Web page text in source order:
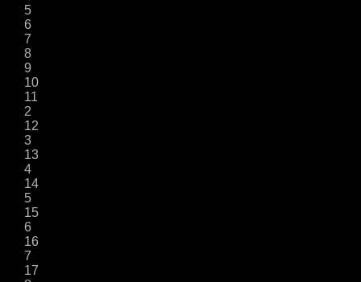
5
6
7
8
9
10
11
2
12
3
13
4
14
5
15
6
16
7
17